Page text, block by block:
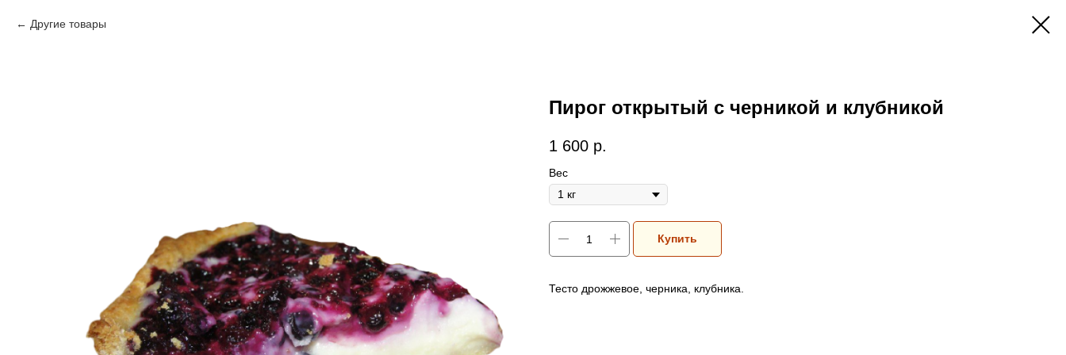
Другие товары
Пирог открытый с черникой и клубникой
1 600 р.
Вес
Купить
Тесто дрожжевое, черника, клубника.